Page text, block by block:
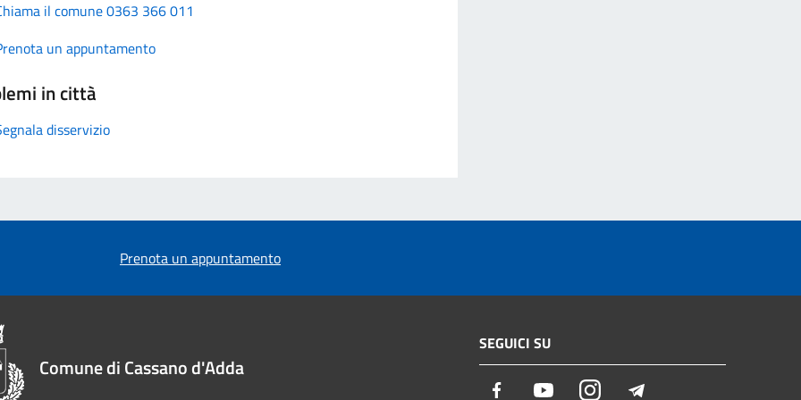
il comune 0363 366 011
un appuntamento
in città
disservizio
Prenota un appuntamento
Comune di Cassano d'Adda
SEGUICI SU
Facebook YoutubeInstagram